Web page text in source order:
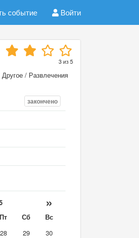
событие Войти
3из5
Другое / Развлечения
закончено
»
Пт Сб
Вс
28 29
30